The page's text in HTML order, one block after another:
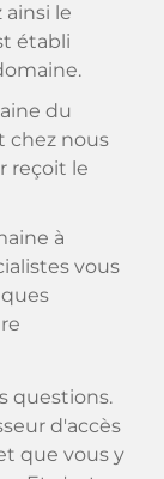
le
établi
du
chez nous
reçoit le
à
vous
questions.
d'accès
que vous y